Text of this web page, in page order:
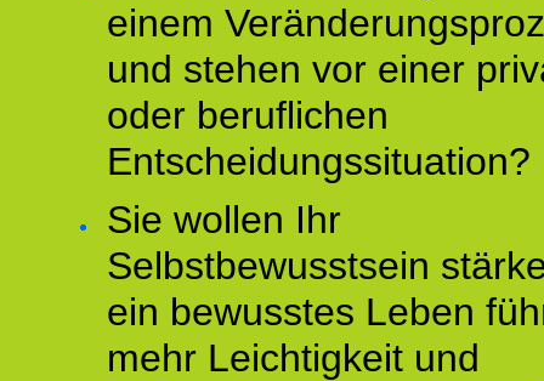
einem
und stehen vor einer
oder beruflichen
Entscheidungssituation?
Sie wollen Ihr
Selbstbewusstsein
ein bewusstes Leben
mehr Leichtigkeit und